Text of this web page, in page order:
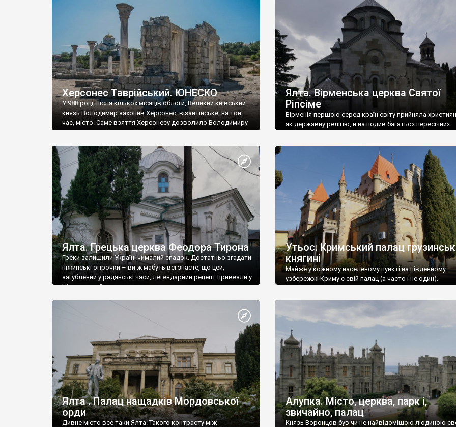
візантійської доби. Раритети викрадені з фондів об’єкту
культурної спадщини ЮНЕСКО «Херсонеса Таврійського».
Офіційно – на виставку «Золото Візантії», але експерти та
влада в Україні вважають це лише […]
називаються «повстяками» (postaki)…” “Вино. Крим
виробляє відмінне вино і його вдосталь: воно все
легке біле і дуже […]
Херсонес Таврійський. ЮНЕСКО
У 988 році, після кількох місяців облоги, Великий київський
князь Володимир захопив Херсонес, візантійське, на той
час, місто. Саме взяття Херсонесу дозволило Володимиру
диктувати свої умови візантійському імператору Василю ІІ,
Херсонесі Володимир-язичник, став Василем-
християнином. А потім було Хрещення Русі. На честь
Херсонесу Таврійського названо місто […]
Ялта. Вірменська церква Святої
Ріпсіме
Вірменія першою серед країн світу прийняла
як державну релігію, й на подив багатьох пересічних
Ялта. Грецька церква Феодора Тирона
Греки залишили Україні чималий спадок. Достатньо згадати
ніжинські огірочки – ви ж мабуть всі знаєте, що цей,
загублений у радянські часи, легендарний рецепт привезли у
Ніжин греки?
Утьос. Кримський палац
княгині
Майже у кожному населеному пункті на південному
узбережжі Криму є свій палац (а часто і не один).
Ялта . Палац нащадків Мордовської
орди
Дивне місто все таки Ялта. Такого контрасту між
Алупка. Місто, церква, парк і,
звичайно, палац
Князь Воронцов був чи не найвідомішою людиною